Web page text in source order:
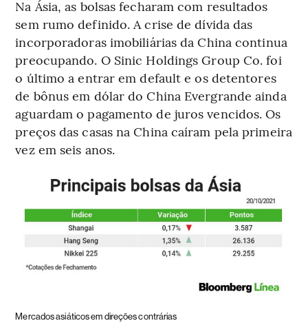
Na Ásia, as bolsas fecharam com resultados
sem rumo definido. A crise de dívida das
incorporadoras imobiliárias da China continua
preocupando. O Sinic Holdings Group Co. foi
o último a entrar em default e os detentores
de bônus em dólar do China Evergrande ainda
aguardam o pagamento de juros vencidos. Os
preços das casas na China caíram pela primeira
vez em seis anos.
Mercados asiáticos em direções contrárias